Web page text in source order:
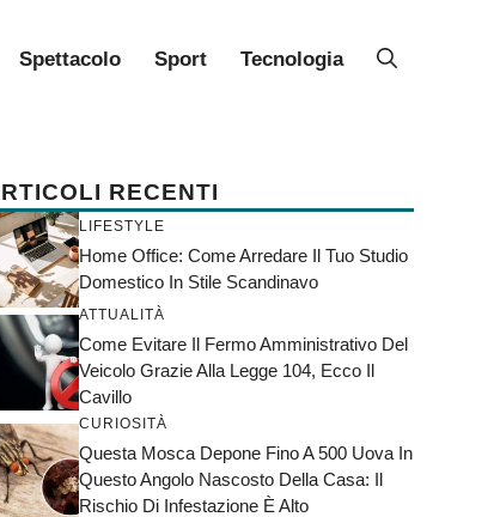
Spettacolo Sport Tecnologia
RECENTI
LIFESTYLE
Home Office: Come Arredare Il Tuo Studio
Domestico In Stile Scandinavo
ATTUALITÀ
Come Evitare Il Fermo Amministrativo Del
Veicolo Grazie Alla Legge 104, Ecco Il
Cavillo
CURIOSITÀ
Questa Mosca Depone Fino A 500 Uova In
Questo Angolo Nascosto Della Casa: Il
Rischio Di Infestazione È Alto